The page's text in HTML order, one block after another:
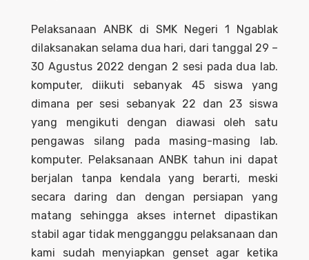
Pelaksanaan ANBK di SMK Negeri 1 Ngablak
dilaksanakan selama dua hari, dari tanggal 29 –
30 Agustus 2022 dengan 2 sesi pada dua lab.
komputer, diikuti sebanyak 45 siswa yang
dimana per sesi sebanyak 22 dan 23 siswa
yang mengikuti dengan diawasi oleh satu
pengawas silang pada masing-masing lab.
komputer. Pelaksanaan ANBK tahun ini dapat
berjalan tanpa kendala yang berarti, meski
secara daring dan dengan persiapan yang
matang sehingga akses internet dipastikan
stabil agar tidak mengganggu pelaksanaan dan
kami sudah menyiapkan genset agar ketika